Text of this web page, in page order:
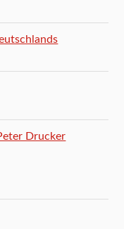
Drucker